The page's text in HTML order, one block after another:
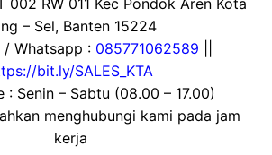
– Sel, Banten 15224
/ Whatsapp : 085771062589
bit.ly/SALES_KTA
: Senin – Sabtu (08.00 – 17.00)
menghubungi kami pada jam
kerja